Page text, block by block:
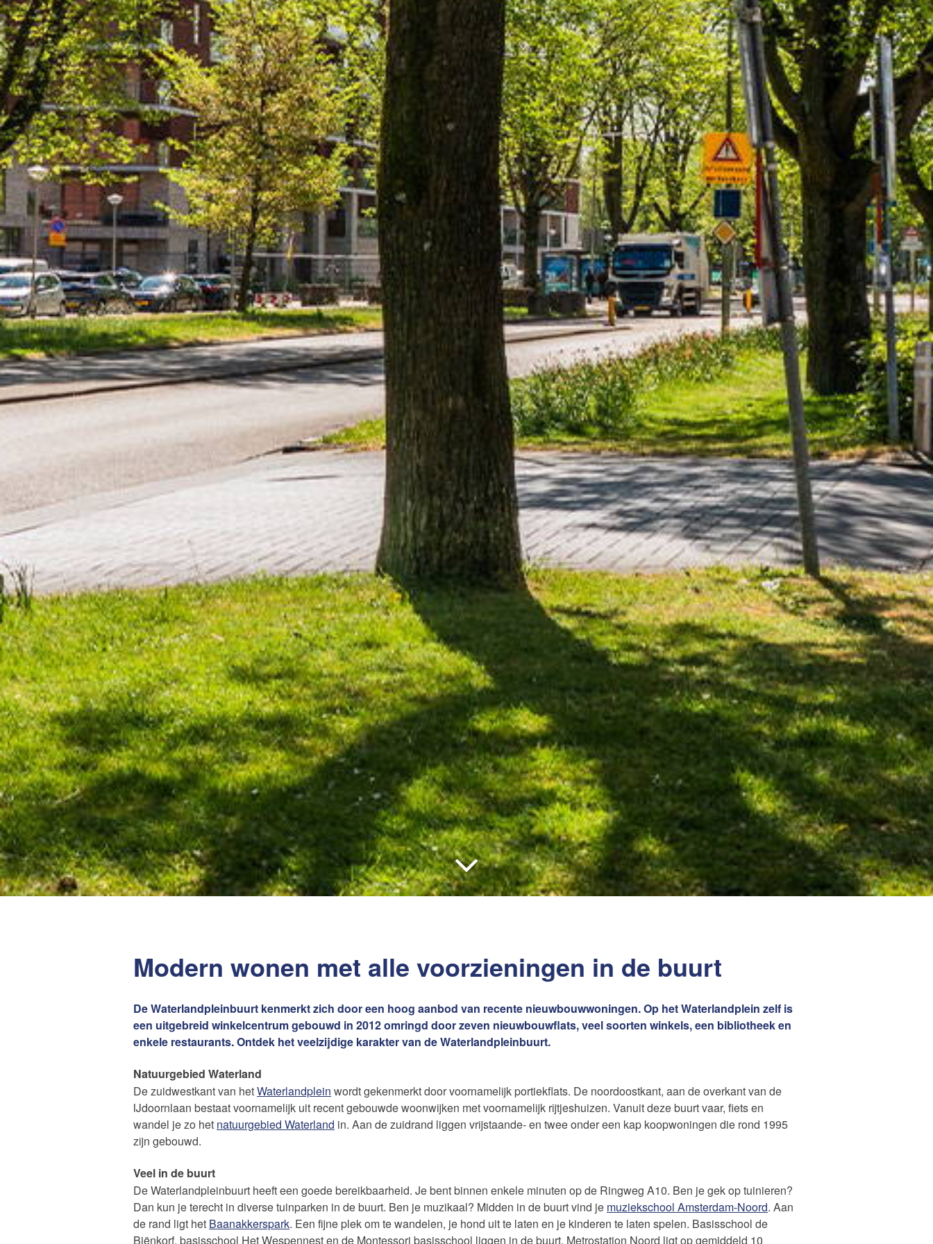
Makelaars van Amsterdam
Modern wonen met alle voorzieningen in de buurt
De Waterlandpleinbuurt kenmerkt zich door een hoog aanbod van recente nieuwbouwwoningen. Op het Waterlandplein zelf is
een uitgebreid winkelcentrum gebouwd in 2012 omringd door zeven nieuwbouwflats, veel soorten winkels, een bibliotheek en
enkele restaurants. Ontdek het veelzijdige karakter van de Waterlandpleinbuurt.
Natuurgebied Waterland
De zuidwestkant van hetWaterlandplein wordt gekenmerkt door voornamelijk portiekflats. De noordoostkant, aan de overkant van de
IJdoornlaan bestaat voornamelijk uit recent gebouwde woonwijken met voornamelijk rijtjeshuizen. Vanuit deze buurt vaar, fiets en
wandel je zo het natuurgebied Waterland in. Aan de zuidrand liggen vrijstaande- en twee onder een kap koopwoningen die rond 1995
zijn gebouwd.
Veel in de buurt
De Waterlandpleinbuurt heeft een goede bereikbaarheid. Je bent binnen enkele minuten op de Ringweg A10. Ben je gek op tuinieren?
Dan kun je terecht in diverse tuinparken in de buurt. Ben je muzikaal? Midden in de buurt vind je muziekschool Amsterdam-Noord. Aan
de rand ligt het Baanakkerspark. Een fijne plek om te wandelen, je hond uit te laten en je kinderen te laten spelen. Basisschool de
Biënkorf, basisschool Het Wespennest en de Montessori basisschool liggen in de buurt. Metrostation Noord ligt op gemiddeld 10